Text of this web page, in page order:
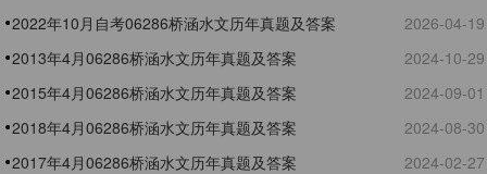
2022年10月自考06286桥涵水文历年真题及答案
2026-04-19
2013年4月06286桥涵水文历年真题及答案
2024-10-29
2015年4月06286桥涵水文历年真题及答案
2024-09-01
2018年4月06286桥涵水文历年真题及答案
2024-08-30
2017年4月06286桥涵水文历年真题及答案
2024-02-27